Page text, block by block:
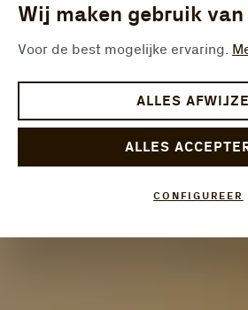
Wij maken gebruik
Voor de best mogelijke ervaring.
ALLES
ALLES
CONFIGUREER